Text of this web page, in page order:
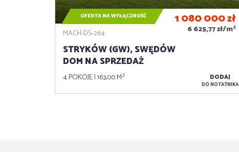
MACH-DS-264
STRYKÓW (GW), SWĘDÓW
DOM NA SPRZEDAŻ
4 POKOJE 163,00 M²
1 080 000zł
6 625,77 zł/m2
OFERTA NA WYŁĄCZNOŚĆ
DODAJ
DO NOTATNIKA